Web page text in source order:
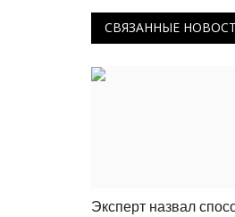
СВЯЗАННЫЕ
Эксперт назвал